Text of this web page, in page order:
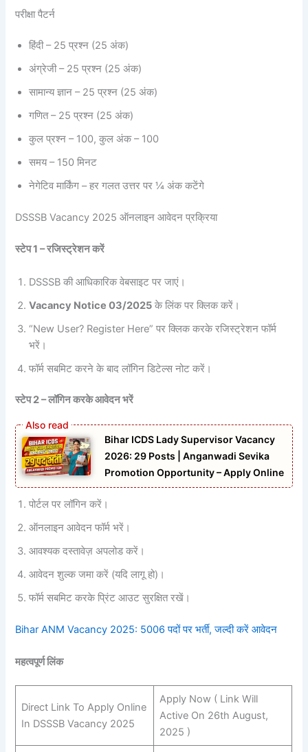
परीक्षा पैटर्न
हिंदी – 25 प्रश्न (25 अंक)
अंग्रेजी – 25 प्रश्न (25 अंक)
सामान्य ज्ञान – 25 प्रश्न (25 अंक)
गणित – 25 प्रश्न (25 अंक)
कुल प्रश्न – 100, कुल अंक – 100
समय – 150 मिनट
नेगेटिव मार्किंग – हर गलत उत्तर पर ¼ अंक कटेंगे
DSSSB Vacancy 2025 ऑनलाइन आवेदन प्रक्रिया
स्टेप 1 – रजिस्ट्रेशन करें
DSSSB की आधिकारिक वेबसाइट पर जाएं।
Vacancy Notice 03/2025 के लिंक पर क्लिक करें।
“New User? Register Here” पर क्लिक करके रजिस्ट्रेशन फॉर्म
भरें।
फॉर्म सबमिट करने के बाद लॉगिन डिटेल्स नोट करें।
स्टेप 2 – लॉगिन करके आवेदन भरें
Bihar ICDS Lady Supervisor Vacancy
2026: 29 Posts | Anganwadi Sevika
Promotion Opportunity – Apply Online
पोर्टल पर लॉगिन करें।
ऑनलाइन आवेदन फॉर्म भरें।
आवश्यक दस्तावेज़ अपलोड करें।
आवेदन शुल्क जमा करें (यदि लागू हो)।
फॉर्म सबमिट करके प्रिंट आउट सुरक्षित रखें।
Bihar ANM Vacancy 2025: 5006 पदों पर भर्ती, जल्दी करें आवेदन
महत्वपूर्ण लिंक
Direct Link To Apply Online
In DSSSB Vacancy 2025
Apply Now ( Link Will
Active On 26th August,
2025 )